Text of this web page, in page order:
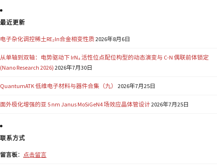
最近更新
电子杂化调控稀土RE₂In合金相变性质2026年8月6日
从单轴到双轴：电势驱动下 IrN₄ 活性位点配位构型的动态演变与 C-N 偶联前体锁定
(Nano Research 2026) 2026年7月30日
QuantumATK 低维电子材料与器件合集（九） 2026年7月25日
面外极化增强的亚 5 nm Janus MoSiGeN4 场效应晶体管设计2026年7月25日
联系方式
留言板： 点击留言